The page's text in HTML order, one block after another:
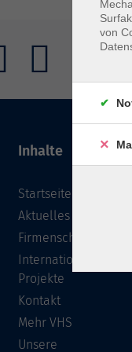
Inhalte
Startseite
Aktuelles
Firmenschulungen
Internationale
Projekte
Kontakt
Mehr VHS
Unsere
von